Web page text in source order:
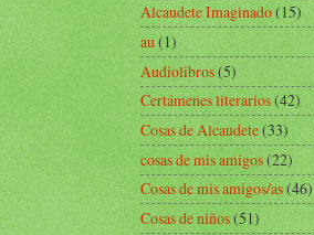
Alcaudete Imaginado(15)
au(1)
Audiolibros(5)
Certámenes literarios(42)
Cosas de Alcaudete(33)
cosas de mis amigos(22)
Cosas de mis amigos/as(46)
Cosas de niños(51)